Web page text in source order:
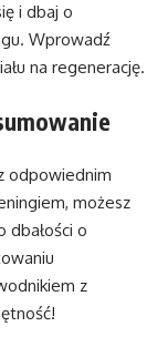
i dbaj o
Wprowadź
na regenerację.
odpowiednim
możesz
dbałości o
z